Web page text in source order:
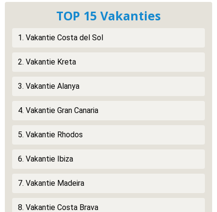
TOP 15 Vakanties
1. Vakantie Costa del Sol
2. Vakantie Kreta
3. Vakantie Alanya
4. Vakantie Gran Canaria
5. Vakantie Rhodos
6. Vakantie Ibiza
7. Vakantie Madeira
8. Vakantie Costa Brava